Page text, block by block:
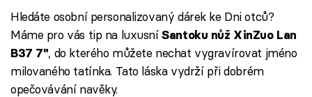
Hledáte osobní personalizovaný dárek ke Dni otců?
Máme pro vás tip na luxusníSantoku nůž XinZuo Lan
B37 7", do kterého můžete nechat vygravírovat jméno
milovaného tatínka. Tato láska vydrží při dobrém
opečovávání navěky.